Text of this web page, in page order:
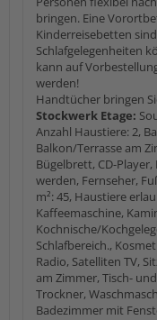
bringen. Eine
Kinderreisebetten
Schlafgelegenheiten
kann auf
werden!
Handtücher bringen
Stockwerk Etage:
Anzahl Haustiere: 2,
Balkon/Terrasse am
Bügelbrett, CD-
werden, Fernseher,
m²: 45, Haustiere
Kaffeemaschine,
Kochnische/
Schlafbereich.,
Radio, Satelliten TV,
am Zimmer, Tisch-
Trockner,
Badezimmer mit